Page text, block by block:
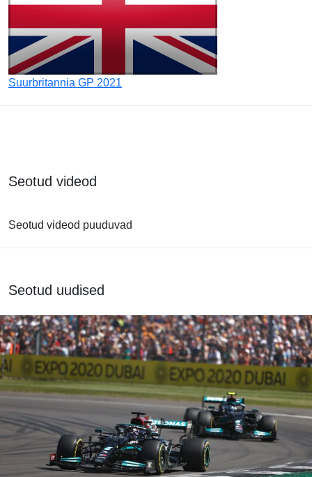
Suurbritannia GP 2021
Seotud videod
Seotud videod puuduvad
Seotud uudised